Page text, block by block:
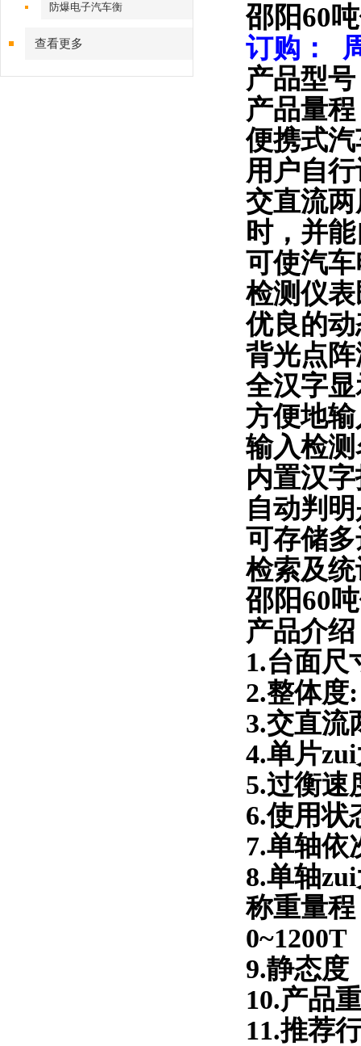
防爆电子汽车衡
查看更多
邵阳60
订购：
产品型号
产品量
便携式
用户自
交直流
时，并
可使汽
检测仪
优良的
背光点
全汉字
方便地
输入检
内置汉
自动判
可存储
检索及
邵阳60
产品介
1.台面尺
2.整体
3.交直流
4.单片
5.过衡
6.使用状
7.单轴依
8.单轴
称重量
0~1200T
9.静态度
10.产品
11.推荐